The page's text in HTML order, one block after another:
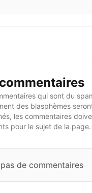
qui sont du
des blasphèmes
les commentaires
pour le sujet de la page.
de commentaires